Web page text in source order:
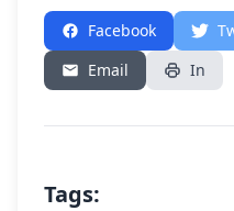
Facebook
Email
In
Tags: